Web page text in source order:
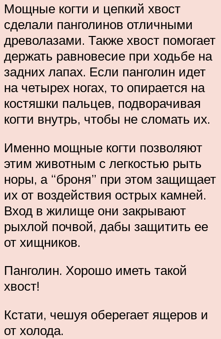
Мощные когти и цепкий хвост
сделали панголинов отличными
древолазами. Также хвост помогает
держать равновесие при ходьбе на
задних лапах. Если панголин идет
на четырех ногах, то опирается на
костяшки пальцев, подворачивая
когти внутрь, чтобы не сломать их.
Именно мощные когти позволяют
этим животным с легкостью рыть
норы, а “броня” при этом защищает
их от воздействия острых камней.
Вход в жилище они закрывают
рыхлой почвой, дабы защитить ее
от хищников.
Панголин. Хорошо иметь такой
хвост!
Кстати, чешуя оберегает ящеров и
от холода.